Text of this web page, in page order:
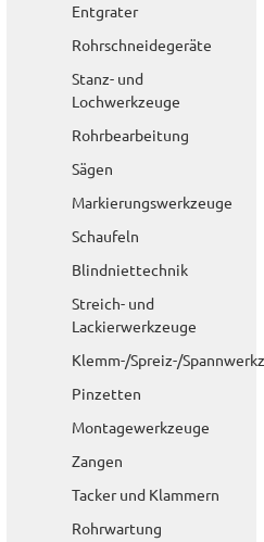
Entgrater
Rohrschneidegeräte
Stanz- und
Lochwerkzeuge
Rohrbearbeitung
Sägen
Markierungswerkzeuge
Schaufeln
Blindniettechnik
Streich- und
Lackierwerkzeuge
Klemm-/Spreiz-/
Pinzetten
Montagewerkzeuge
Zangen
Tacker und Klammern
Rohrwartung